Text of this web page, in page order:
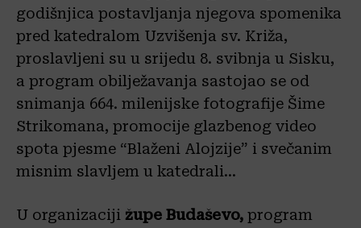
godišnjica postavljanja njegova spomenika
pred katedralom Uzvišenja sv. Križa,
proslavljeni su u srijedu 8. svibnja u Sisku,
a program obilježavanja sastojao se od
snimanja 664. milenijske fotografije Šime
Strikomana, promocije glazbenog video
spota pjesme “Blaženi Alojzije” i svečanim
misnim slavljem u katedrali…
U organizaciji župe Budaševo, program